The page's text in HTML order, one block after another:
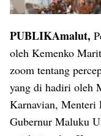
PUBLIKAmalut,
oleh Kemenko
zoom tentang
yang di hadiri oleh
Karnavian, Menteri
Gubernur Maluku